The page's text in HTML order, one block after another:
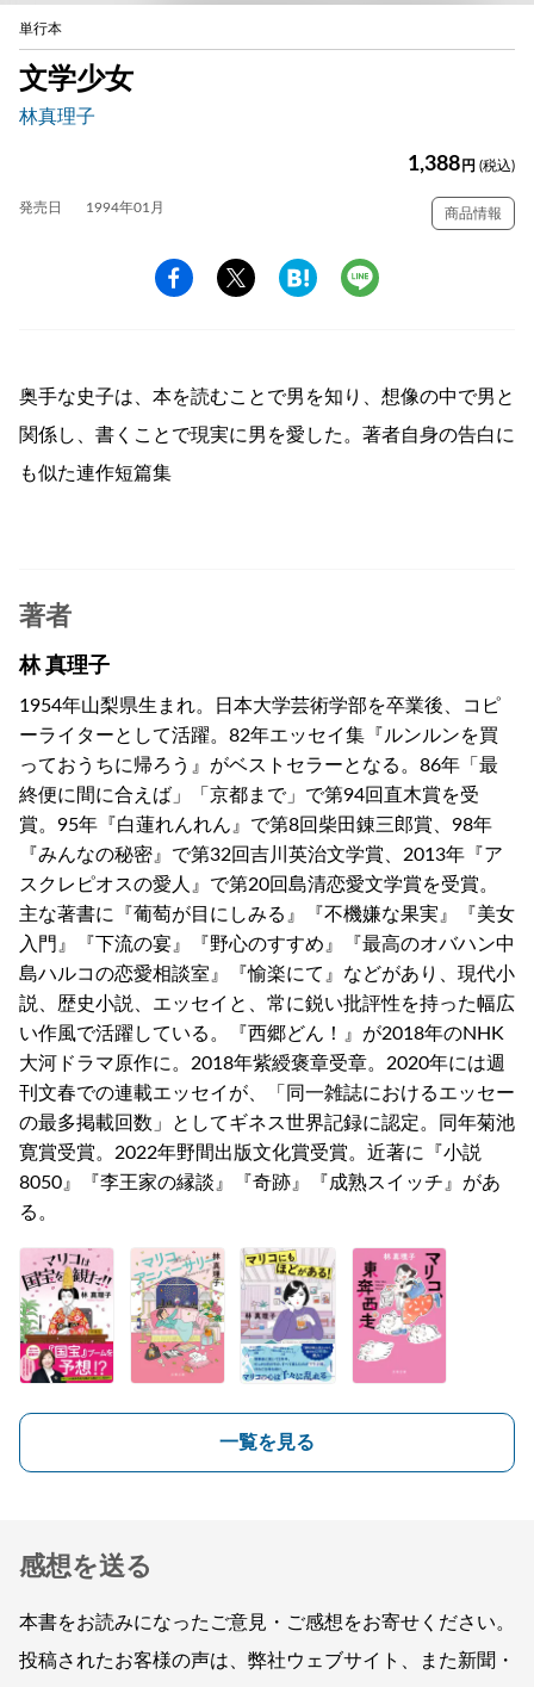
単行本
文学少女
林真理子
1,388 円 (税込)
発売日 1994年01月 商品情報
奥手な史子は、本を読むことで男を知り、想像の中で男と
関係し、書くことで現実に男を愛した。著者自身の告白に
も似た連作短篇集
著者
林 真理子
1954年山梨県生まれ。日本大学芸術学部を卒業後、コピ
ーライターとして活躍。82年エッセイ集『ルンルンを買
っておうちに帰ろう』がベストセラーとなる。86年「最
終便に間に合えば」「京都まで」で第94回直木賞を受
賞。95年『白蓮れんれん』で第8回柴田錬三郎賞、98年
『みんなの秘密』で第32回吉川英治文学賞、2013年『ア
スクレピオスの愛人』で第20回島清恋愛文学賞を受賞。
主な著書に『葡萄が目にしみる』『不機嫌な果実』『美女
入門』『下流の宴』『野心のすすめ』『最高のオバハン中
島ハルコの恋愛相談室』『愉楽にて』などがあり、現代小
説、歴史小説、エッセイと、常に鋭い批評性を持った幅広
い作風で活躍している。『西郷どん！』が2018年のNHK
大河ドラマ原作に。2018年紫綬褒章受章。2020年には週
刊文春での連載エッセイが、「同一雑誌におけるエッセー
の最多掲載回数」としてギネス世界記録に認定。同年菊池
寛賞受賞。2022年野間出版文化賞受賞。近著に『小説
8050』『李王家の縁談』『奇跡』『成熟スイッチ』があ
る。
一覧を見る
感想を送る
本書をお読みになったご意見・ご感想をお寄せください。
投稿されたお客様の声は、弊社ウェブサイト、また新聞・